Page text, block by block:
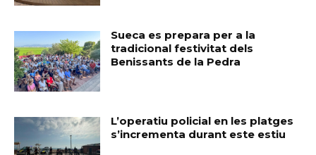
Sueca es prepara per a la
tradicional festivitat dels
Benissants de la Pedra
L’operatiu policial en les platges
s’incrementa durant este estiu